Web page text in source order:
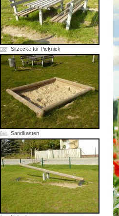
Sitzecke für Picknick
Sandkasten